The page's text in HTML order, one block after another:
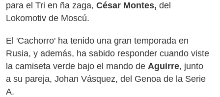
para el Tri en ña zaga, César Montes, del
Lokomotiv de Moscú.
El 'Cachorro' ha tenido una gran temporada en
Rusia, y además, ha sabido responder cuando viste
la camiseta verde bajo el mando de Aguirre, junto
a su pareja, Johan Vásquez, del Genoa de la Serie
A.